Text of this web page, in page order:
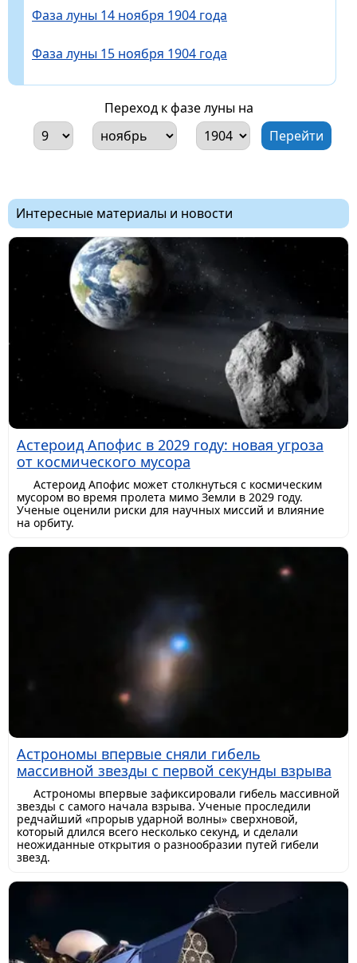
Фаза луны 14 ноября 1904 года
Фаза луны 15 ноября 1904 года
Переход к фазе луны на
Интересные материалы и новости
Астероид Апофис в 2029 году: новая угроза
от космического мусора
Астероид Апофис может столкнуться с космическим
мусором во время пролета мимо Земли в 2029 году.
Ученые оценили риски для научных миссий и влияние
на орбиту.
Астрономы впервые сняли гибель
массивной звезды с первой секунды взрыва
Астрономы впервые зафиксировали гибель массивной
звезды с самого начала взрыва. Ученые проследили
редчайший «прорыв ударной волны» сверхновой,
который длился всего несколько секунд, и сделали
неожиданные открытия о разнообразии путей гибели
звезд.